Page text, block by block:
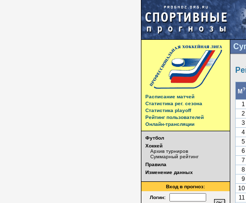
Расписание матчей
Статистика рег. сезона
Статистика playoff
Рейтинг пользователей
Онлайн-трансляции
Футбол
Хоккей
Архив турниров
Суммарный рейтинг
Правила
Изменение данных
Вход в прогноз:
Логин:
М?
1
2
3
4
5
6
7
8
9
10
11